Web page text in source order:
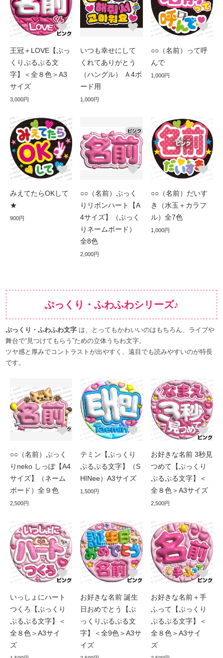
王冠＋LOVE【ぷっ
くりぷるぷる文
字】＜全８色＞A3
サイズ
3,000円
いつも幸せにして
くれてありがとう
（ハングル） Ａ4ボ
ード用
1,000円
○○（名前）って呼
んで
1,000円
みえてたらOKして
★
900円
○○（名前）ぷっく
りリボンハート【A
4サイズ】（ぷっく
りネームボード）
全8色
2,000円
○○（名前）だいす
き（水玉＋カラフ
ル）全7色
1,000円
ぷっくり・ふわふわシリーズ♪
ぷっくり・ふわふわ文字 は、とってもかわいいのはもちろん、ライブや
舞台で“見つけてもらう”ための立体うちわ文字。
ツヤ感と厚みでコントラストが出やすく、遠目でも読みやすいのが特長
です。
○○（名前）ぷっく
りneko しっぽ【A4
サイズ】（ネーム
ボード）全９色
2,500円
テミン【ぷっくり
ぷるぷる文字】（S
HINee）A3サイズ
1,500円
お好きな名前 3秒見
つめて【ぷっくり
ぷるぷる文字】＜
全８色＞A3サイズ
2,500円
いっしょにハート
つくろ【ぷっくり
ぷるぷる文字】＜
全８色＞A3サイ
ズ
お好きな名前 誕生
日おめでとう【ぷ
っくりぷるぷる文
字】＜全9色＞A3サ
イズ
お好きな名前＋手
ふって【ぷっくり
ぷるぷる文字】＜
全８色＞A3サイ
ズ